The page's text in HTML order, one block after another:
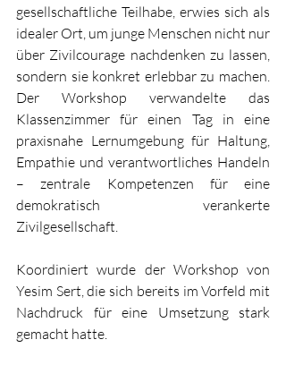
gesellschaftliche Teilhabe, erwies sich als
idealer Ort, um junge Menschen nicht nur
über Zivilcourage nachdenken zu lassen,
sondern sie konkret erlebbar zu machen.
Der Workshop verwandelte das
Klassenzimmer für einen Tag in eine
praxisnahe Lernumgebung für Haltung,
Empathie und verantwortliches Handeln
– zentrale Kompetenzen für eine
demokratisch verankerte
Zivilgesellschaft.
Yesim Sert, die sich bereits im Vorfeld mit
Nachdruck für eine Umsetzung stark
gemacht hatte.